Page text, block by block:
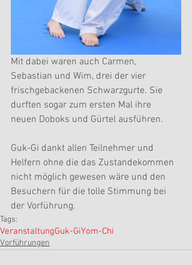
Mit dabei waren auch Carmen,
Sebastian und Wim, drei der vier
frischgebackenen Schwarzgurte. Sie
durften sogar zum ersten Mal ihre
neuen Doboks und Gürtel ausführen.
Guk-Gi dankt allen Teilnehmer und
Helfern ohne die das Zustandekommen
nicht möglich gewesen wäre und den
Besuchern für die tolle Stimmung bei
der Vorführung.
Tags:
VeranstaltungGuk-GiYom-Chi
Vorführungen